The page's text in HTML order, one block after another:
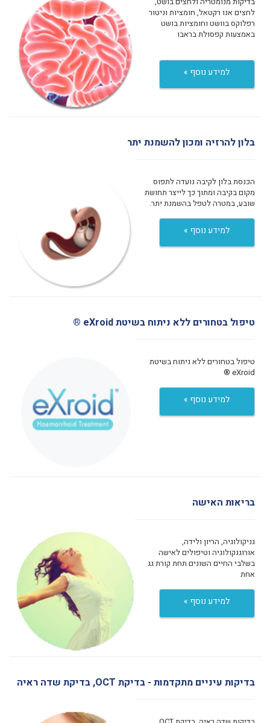
לחצים אנו רקטאל, חומציות וניטור
רפלוקס בוושט וחומציות בושט
באמצעות קפסולת בראבו
למידע נוסף »
בלון להרזיה ומכון להשמנת יתר
הכנסת בלון לקיבה נועדה לתפוס
מקום בקיבה ומתוך כך לייצר תחושת
שובע, במטרה לטפל בהשמנת יתר.
למידע נוסף »
טיפול בטחורים ללא ניתוח בשיטת eXroid ®
טיפול בטחורים ללא ניתוח בשיטת
eXroid ®
למידע נוסף »
בריאות האישה
גניקולוגיה, הריון ולידה,
אורוגנקולוגיה וטיפולים לאישה
בשלבי החיים השונים תחת קורת גג
אחת
למידע נוסף »
בדיקות עיניים מתקדמות - בדיקת OCT, בדיקת שדה ראיה